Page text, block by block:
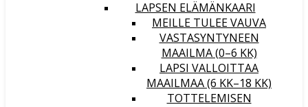
LAPSEN ELÄMÄNKAARI
MEILLE TULEE VAUVA
VASTASYNTYNEEN
MAAILMA (0–6 KK)
LAPSI VALLOITTAA
MAAILMAA (6 KK–18 KK)
TOTTELEMISEN